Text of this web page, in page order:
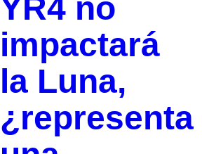
YR4 no
impactará
la Luna,
¿representa